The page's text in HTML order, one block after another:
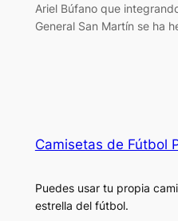
Ariel Búfano que
General San Martín se ha
Camisetas de Fútbol
Puedes usar tu propia
estrella del fútbol.